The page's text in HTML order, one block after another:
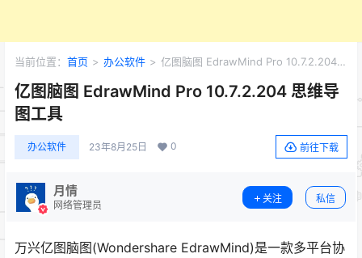
当前位置： 首页 > 办公软件 > 亿图脑图 EdrawMind Pro 10.7.2.204
亿图脑图 EdrawMind Pro 10.7.2.204 思维导
图工具
办公软件 23年8月25日 0 前往下载
月情
网络管理员
关注 私信
万兴亿图脑图(Wondershare EdrawMind)是一款多平台协